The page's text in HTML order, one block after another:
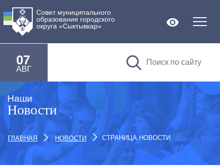
Совет муниципального
образования городского
округа «Сыктывкар»
07
АВГ
Версия
Наши
Новости
ГЛАВНАЯ НОВОСТИ СТРАНИЦА НОВОСТИ